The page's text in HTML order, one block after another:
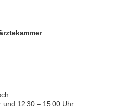
und 12.30 – 15.00 Uhr